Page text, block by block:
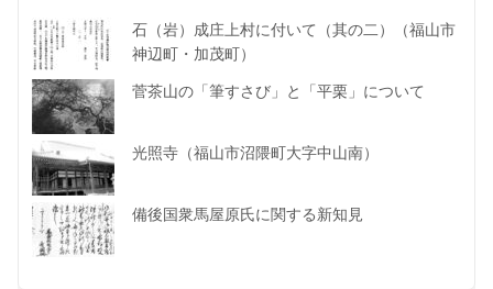
石（岩）成庄上村に付いて（其の二）（福山市
神辺町・加茂町）
菅茶山の「筆すさび」と「平栗」について
光照寺（福山市沼隈町大字中山南）
備後国衆馬屋原氏に関する新知見